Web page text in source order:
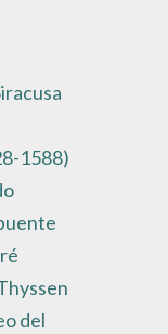
1588)
del